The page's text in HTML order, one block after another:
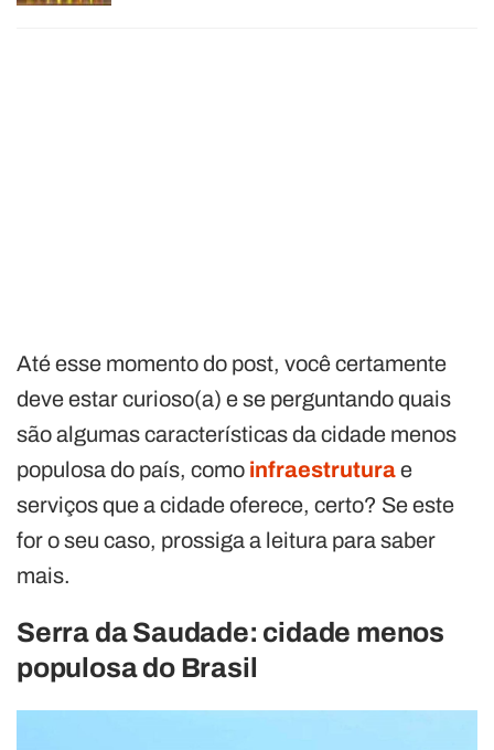
Até esse momento do post, você certamente
deve estar curioso(a) e se perguntando quais
são algumas características da cidade menos
populosa do país, como infraestruturae
serviços que a cidade oferece, certo? Se este
for o seu caso, prossiga a leitura para saber
mais.
Serra da Saudade: cidade menos
populosa do Brasil